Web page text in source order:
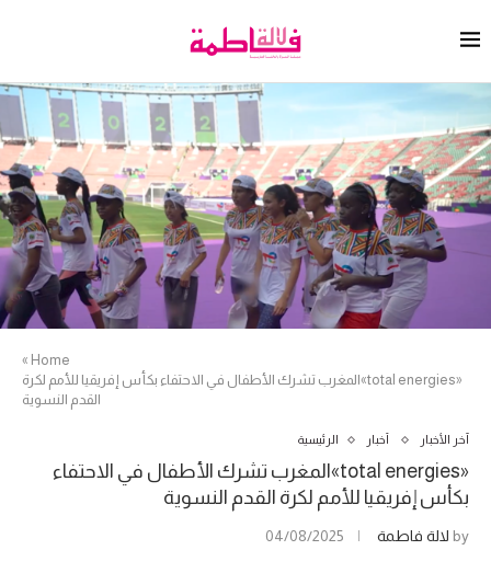
Home
»
«total energies»المغرب تشرك الأطفال في الاحتفاء بكأس إفريقيا للأمم لكرة
القدم النسوية
آخر الأخبار أخبار الرئيسية
«total energies»المغرب تشرك الأطفال في الاحتفاء
بكأس إفريقيا للأمم لكرة القدم النسوية
by لالة فاطمة 04/08/2025